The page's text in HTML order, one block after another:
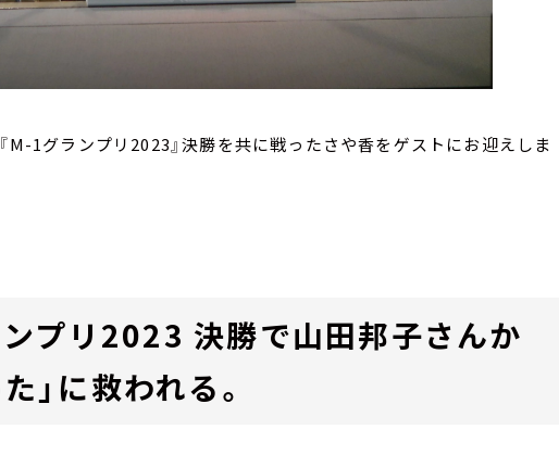
『M-1グランプリ2023』決勝を共に戦ったさや香をゲストにお迎えしま
プリ2023 決勝で山田邦子さんか
」に救われる。